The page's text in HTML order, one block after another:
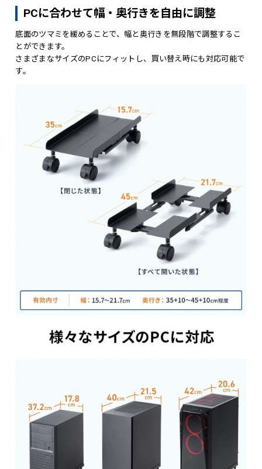
PCに合わせて幅・奥行きを自由に調整
底面のツマミを緩めることで、幅と奥行きを無段階で調整するこ
とができます。
さまざまなサイズのPCにフィットし、買い替え時にも対応可能で
す。